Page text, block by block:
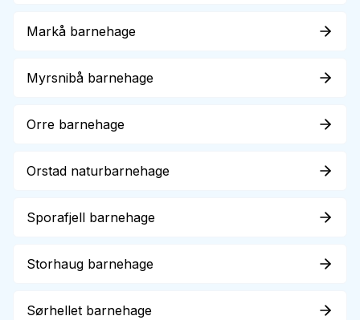
Markå barnehage
Myrsnibå barnehage
Orre barnehage
Orstad naturbarnehage
Sporafjell barnehage
Storhaug barnehage
Sørhellet barnehage